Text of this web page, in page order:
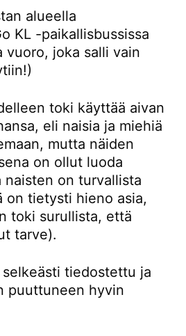
alueella
KL -paikallisbussissa
vuoro, joka salli vain
toki käyttää aivan
eli naisia ja miehiä
mutta näiden
on ollut luoda
naisten on turvallista
on tietysti hieno asia,
toki surullista, että
tarve).
tiedostettu ja
puuttuneen hyvin